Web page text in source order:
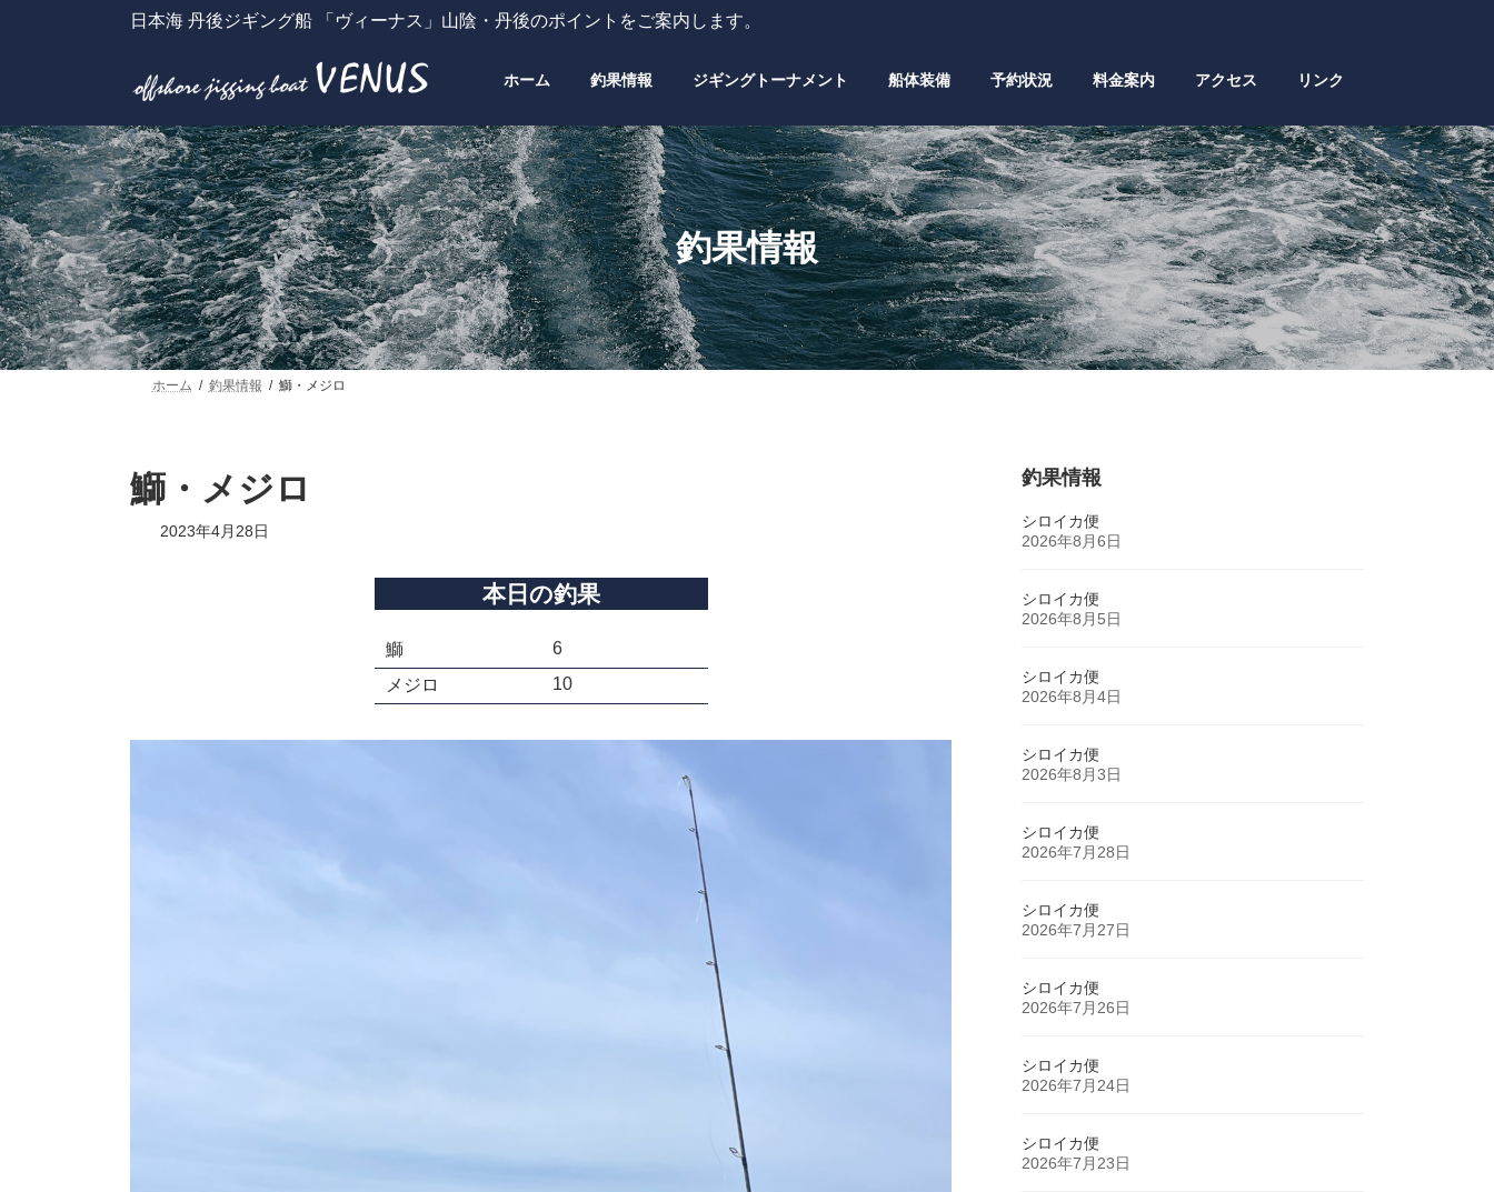
へ
ス
キ
ッ
プ
ョ
ン
に
移
動
日本海 丹後ジギング船 「ヴィーナス」山陰・丹後のポイントをご案内します。
ホーム 釣果情報 ジギングトーナメント 船体装備 予約状況 料金案内 アクセス リンク
釣果情報
ホーム 釣果情報 鰤・メジロ
鰤・メジロ
2023年4月28日
本日の釣果
鰤
6
メジロ
10
釣果情報
シロイカ便
2026年8月6日
シロイカ便
2026年8月5日
シロイカ便
2026年8月4日
シロイカ便
2026年8月3日
シロイカ便
2026年7月28日
シロイカ便
2026年7月27日
シロイカ便
2026年7月26日
シロイカ便
2026年7月24日
シロイカ便
2026年7月23日